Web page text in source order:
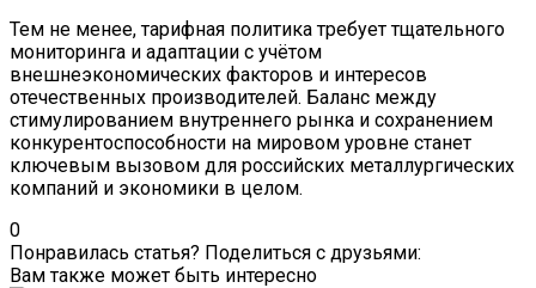
Тем не менее, тарифная политика требует тщательного
мониторинга и адаптации с учётом
внешнеэкономических факторов и интересов
отечественных производителей. Баланс между
стимулированием внутреннего рынка и сохранением
конкурентоспособности на мировом уровне станет
ключевым вызовом для российских металлургических
компаний и экономики в целом.
0
Понравилась статья? Поделиться с друзьями:
Вам также может быть интересно